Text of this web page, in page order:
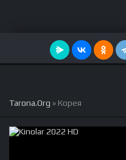
Tarona.Org » Корея